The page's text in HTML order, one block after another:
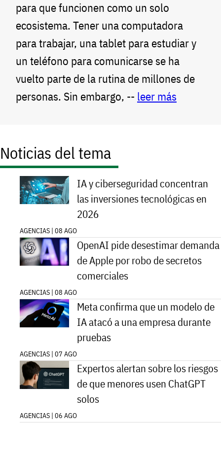
para que funcionen como un solo
ecosistema. Tener una computadora
para trabajar, una tablet para estudiar y
un teléfono para comunicarse se ha
vuelto parte de la rutina de millones de
personas. Sin embargo, -- leer más
Noticias del tema
IA y ciberseguridad concentran
las inversiones tecnológicas en
2026
AGENCIAS | 08 AGO
OpenAI pide desestimar demanda
de Apple por robo de secretos
comerciales
AGENCIAS | 08 AGO
Meta confirma que un modelo de
IA atacó a una empresa durante
pruebas
AGENCIAS | 07 AGO
Expertos alertan sobre los riesgos
de que menores usen ChatGPT
solos
AGENCIAS | 06 AGO